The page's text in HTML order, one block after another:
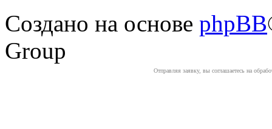
Создано на основе phpBB
Group
Отправляя заявку, вы соглашаетесь на